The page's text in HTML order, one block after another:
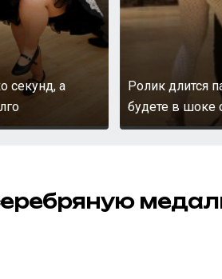
секунд, а
Ролик длится
будете в шоке